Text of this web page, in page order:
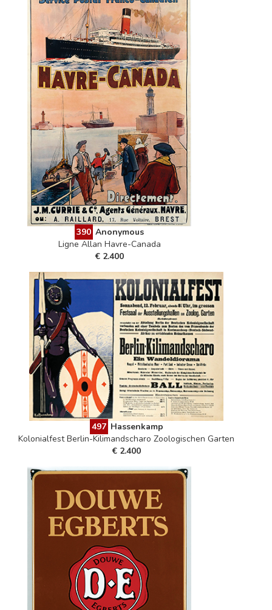
390 Anonymous
Ligne Allan Havre-Canada
€ 2.400
497 Hassenkamp
Kolonialfest Berlin-Kilimandscharo Zoologischen Garten
€ 2.400